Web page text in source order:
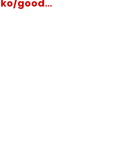
good...